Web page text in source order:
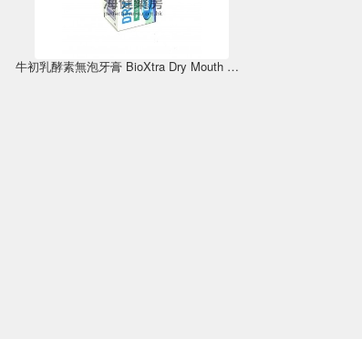
牛初乳酵素無泡牙膏 BioXtra Dry Mouth Mild Toothpaste 50ml